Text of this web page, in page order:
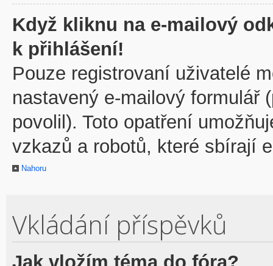
Když kliknu na e-mailový
k přihlášení!
Pouze registrovaní uživatelé
nastavený e-mailový formulář
povolil). Toto opatření
vzkazů a robotů, které sbírají
Nahoru
Vkládání příspěvků